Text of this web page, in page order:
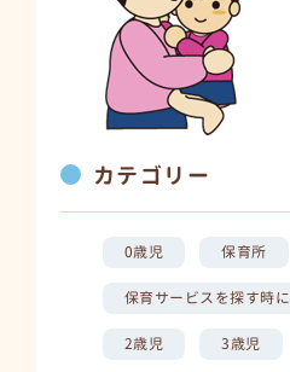
カテゴリー
0歳児 保育所
保育サービスを探す時に
2歳児 3歳児